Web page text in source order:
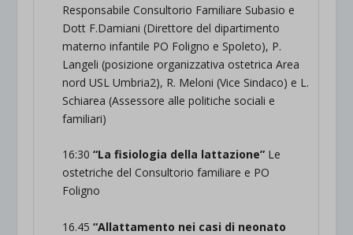
Responsabile Consultorio Familiare Subasio e
Dott F.Damiani (Direttore del dipartimento
materno infantile PO Foligno e Spoleto), P.
Langeli (posizione organizzativa ostetrica Area
nord USL Umbria2), R. Meloni (Vice Sindaco) e L.
Schiarea (Assessore alle politiche sociali e
familiari)
16:30“La fisiologia della lattazione” Le
ostetriche del Consultorio familiare e PO
Foligno
16.45 “Allattamento nei casi di neonato